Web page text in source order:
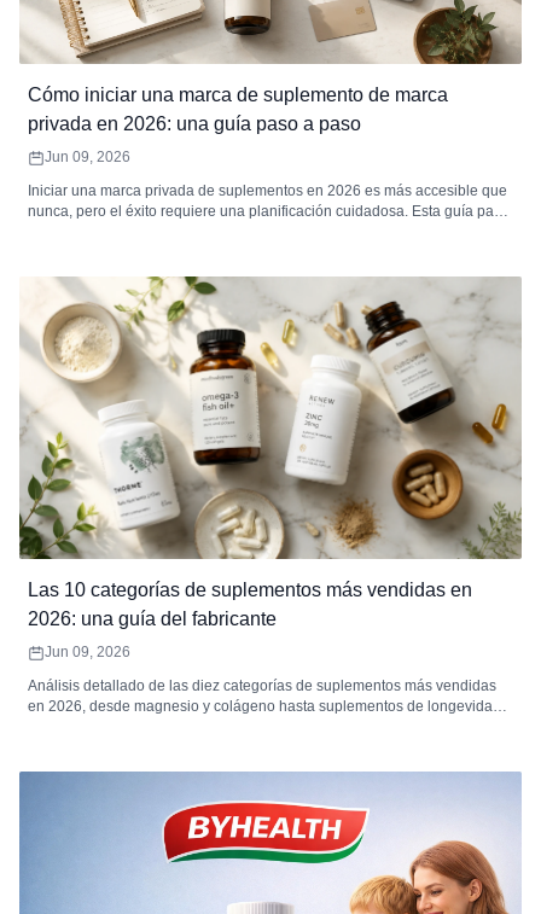
Cómo iniciar una marca de suplemento de marca
privada en 2026: una guía paso a paso
Jun 09, 2026
Iniciar una marca privada de suplementos en 2026 es más accesible que
nunca, pero el éxito requiere una planificación cuidadosa. Esta guía paso
Incluye datos de precios reales, cálculos de márgenes y una lista de
verificación completa previa al lanzamiento.
Las 10 categorías de suplementos más vendidas en
2026: una guía del fabricante
Jun 09, 2026
Análisis detallado de las diez categorías de suplementos más vendidas
en 2026, desde magnesio y colágeno hasta suplementos de longevidad